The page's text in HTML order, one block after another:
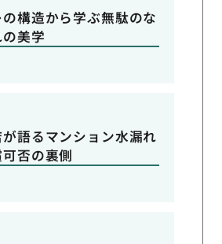
構造から学ぶ無駄のな
美学
語るマンション水漏れ
否の裏側